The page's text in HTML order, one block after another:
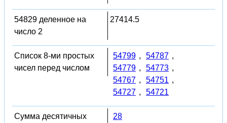
54829 деленное на
число 2
27414.5
Список 8-ми простых
чисел перед числом
54799 , 54787 ,
54779 , 54773 ,
54767 , 54751 ,
54727 , 54721
Сумма десятичных
28